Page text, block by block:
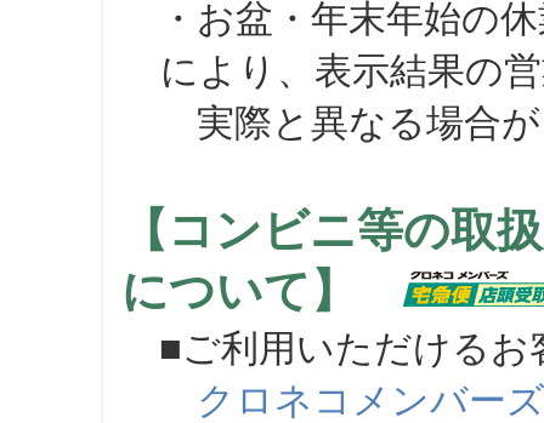
・お盆・年末年始の
により、表示結果の
実際と異なる場合が
【コンビニ等の取
について】
■ご利用いただけるお
クロネコメンバーズ